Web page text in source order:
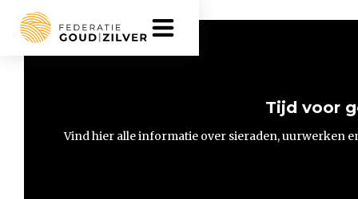
Tijd voor
Vind hier alle informatie over sieraden, uurwerken
Informatiecentrum
Vind hier alle informatie over sieraden, uurwerken